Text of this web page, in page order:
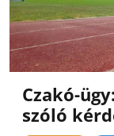
Czakó-
szóló